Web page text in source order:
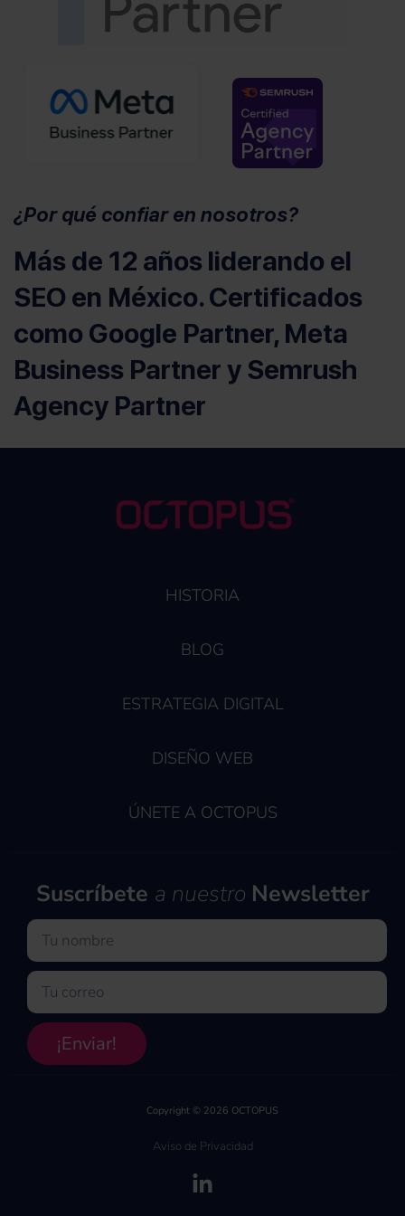
(se abre en
¿Por qué confiar en nosotros?
Más de 12 años liderando el
SEO en México. Certificados
como Google Partner, Meta
Business Partner y Semrush
Agency Partner
HISTORIA
BLOG
ESTRATEGIA DIGITAL
DISEÑO WEB
ÚNETE A OCTOPUS
Suscríbete a nuestro Newsletter
Nombre
Email
¡Enviar!
Copyright © 2026 OCTOPUS
Aviso de Privacidad